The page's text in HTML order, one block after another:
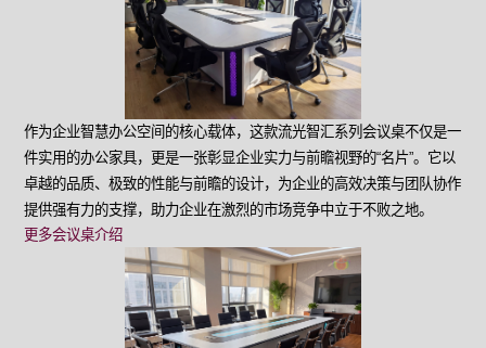
作为企业智慧办公空间的核心载体，这款流光智汇系列会议桌不仅是一
件实用的办公家具，更是一张彰显企业实力与前瞻视野的“名片”。它以
卓越的品质、极致的性能与前瞻的设计，为企业的高效决策与团队协作
提供强有力的支撑，助力企业在激烈的市场竞争中立于不败之地。
更多会议桌介绍